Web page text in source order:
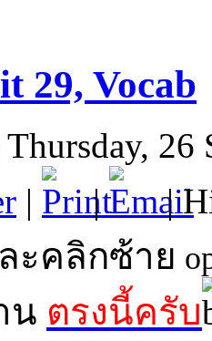
29, Vocab
26
| | |
ะคลิกซ้าย
น ตรงนี้ครับ